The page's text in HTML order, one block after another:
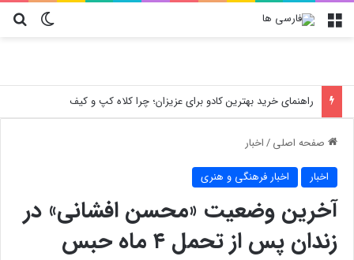
تغییر منو
صفحه اصلی/اخبار
اخبار اخبار فرهنگی و هنری
آخرین وضعیت «محسن افشانی» در
زندان پس از تحمل ۴ ماه حبس